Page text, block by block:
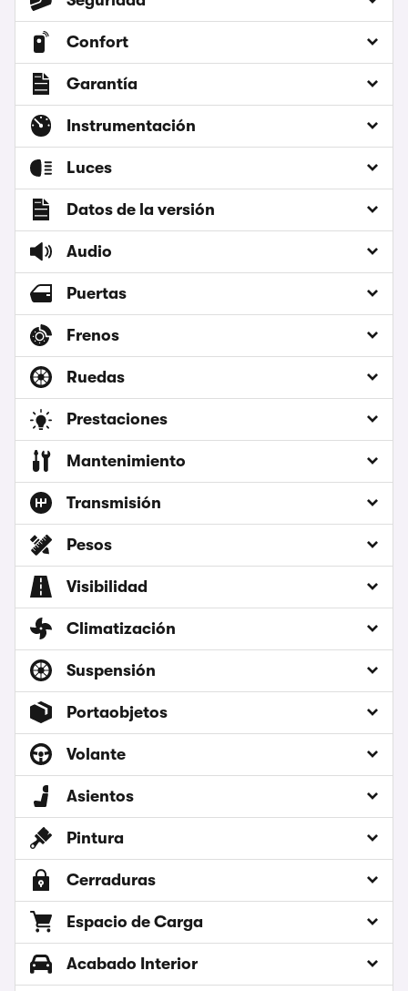
Confort
Garantía
Instrumentación
Luces
Datos de la versión
Audio
Puertas
Frenos
Ruedas
Prestaciones
Mantenimiento
Transmisión
Pesos
Visibilidad
Climatización
Suspensión
Portaobjetos
Volante
Asientos
Pintura
Cerraduras
Espacio de Carga
Acabado Interior